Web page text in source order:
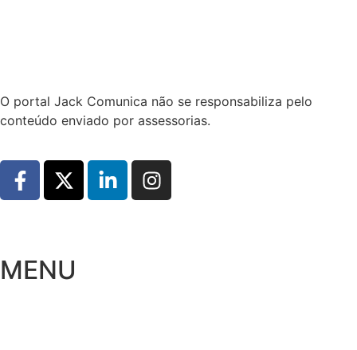
O portal Jack Comunica não se responsabiliza pelo
conteúdo enviado por assessorias.
MENU